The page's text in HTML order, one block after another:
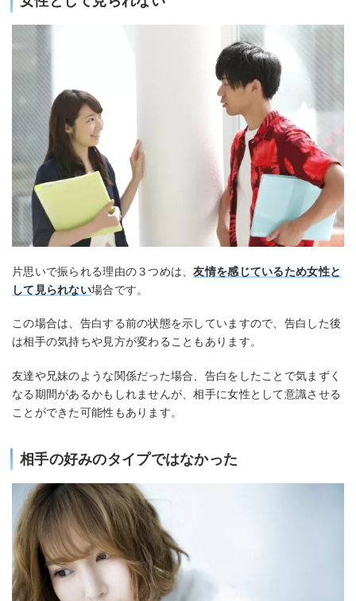
片思いで振られる理由の３つめは、友情を感じているため女性と
して見られない場合です。
この場合は、告白する前の状態を示していますので、告白した後
は相手の気持ちや見方が変わることもあります。
友達や兄妹のような関係だった場合、告白をしたことで気まずく
なる期間があるかもしれませんが、相手に女性として意識させる
ことができた可能性もあります。
相手の好みのタイプではなかった